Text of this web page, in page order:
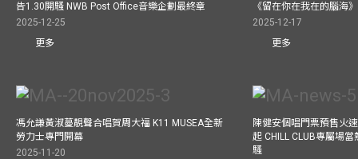
告1.30開騷 NWB Post Office音樂企劃最終章
2025-12-25
更多
《留在你在我在的腦海
2025-12-17
更多
馮允謙黃淑蔓靚聲合唱賀周大福 K11 MUSEA全新
勞力士專門開幕
2025-11-20
陳健安個唱門票預售火
起 CHILL CLUB專屬場
騷